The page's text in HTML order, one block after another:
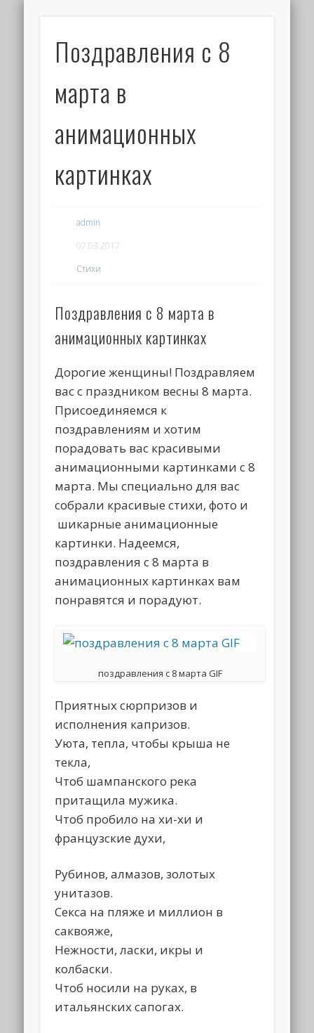
Поздравления с 8
марта в
анимационных
картинках
admin
07.03.2017
Стихи
Поздравления с 8 марта в
анимационных картинках
Дорогие женщины! Поздравляем
вас с праздником весны 8 марта.
Присоединяемся к
поздравлениям и хотим
порадовать вас красивыми
анимационными картинками с 8
марта. Мы специально для вас
собрали красивые стихи, фото и
шикарные анимационные
картинки. Надеемся,
поздравления с 8 марта в
анимационных картинках вам
понравятся и порадуют.
поздравления с 8 марта GIF
Приятных сюрпризов и
исполнения капризов.
Уюта, тепла, чтобы крыша не
текла,
Чтоб шампанского река
притащила мужика.
Чтоб пробило на хи-хи и
французские духи,
Рубинов, алмазов, золотых
унитазов.
Секса на пляже и миллион в
саквояже,
Нежности, ласки, икры и
колбаски.
Чтоб носили на руках, в
итальянских сапогах.